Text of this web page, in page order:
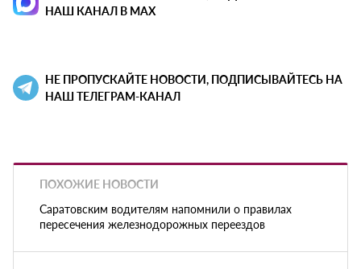
НАШ КАНАЛ В MAX
НЕ ПРОПУСКАЙТЕ НОВОСТИ, ПОДПИСЫВАЙТЕСЬ НА
НАШ ТЕЛЕГРАМ-КАНАЛ
ПОХОЖИЕ НОВОСТИ
Саратовским водителям напомнили о правилах
пересечения железнодорожных переездов